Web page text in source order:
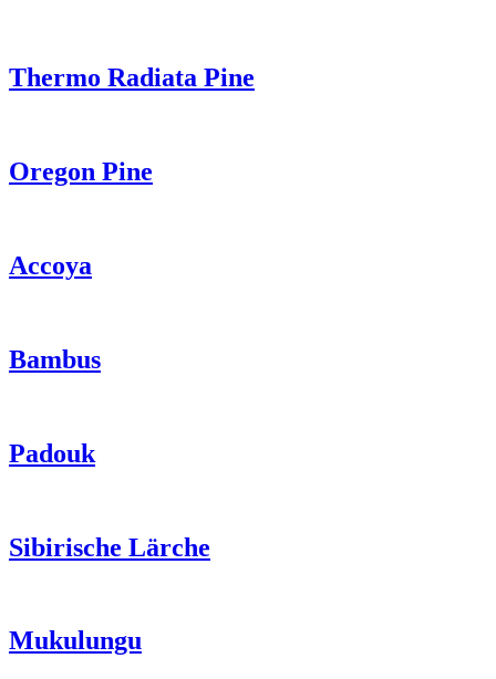
Thermo Radiata Pine
Oregon Pine
Accoya
Bambus
Padouk
Sibirische Lärche
Mukulungu